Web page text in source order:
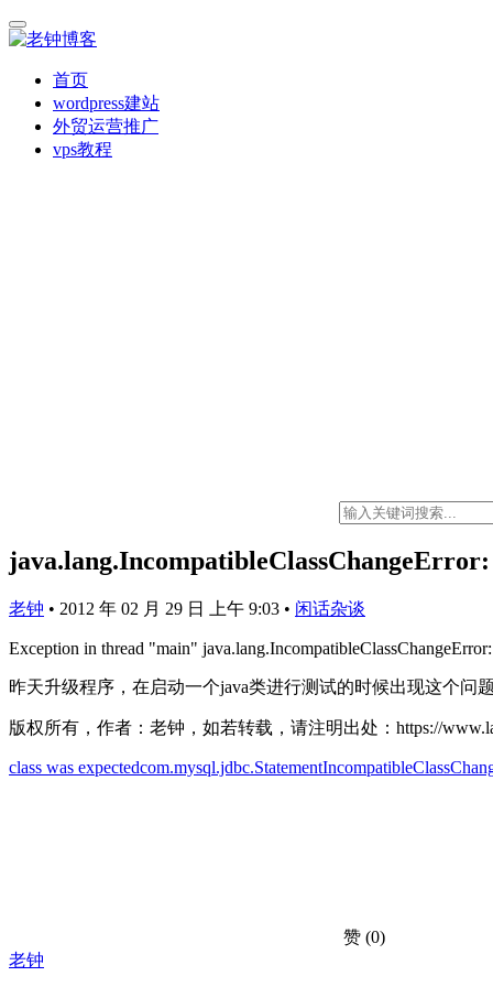
首页
wordpress建站
外贸运营推广
vps教程
老钟 • 2012 年 02 月 29 日 上午 9:03 • 闲话杂谈
Exception in thread "main"
昨天升级程序，在启动一个java类进行测试的时候出现这个
版权所有，作者：老钟，如若转载，请注明出处：https://
class was expectedcom.mysql.jdbc.Statement
赞 (0)
老钟